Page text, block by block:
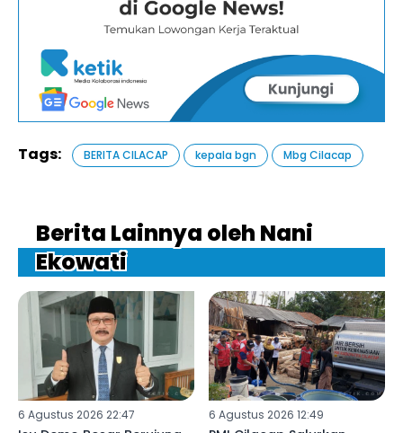
Tags: BERITA CILACAP kepala bgn Mbg Cilacap
Berita Lainnya oleh Nani
Ekowati
6 Agustus 2026 22:47 6 Agustus 2026 12:49